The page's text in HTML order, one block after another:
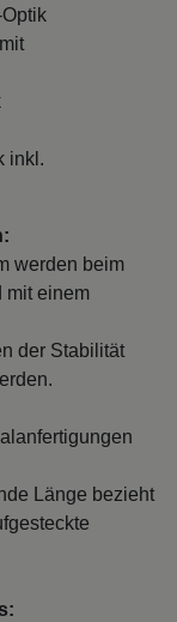
inkl.
werden beim
mit einem
der Stabilität
Länge bezieht